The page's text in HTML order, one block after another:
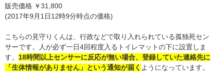
販売価格 ￥31,800
(2017年9月1日12時9分時点の価格)
こちらの見守りくんは、 行政などで取り入れられている孤独死セン
サーです。
人が必ず一日4回程度入るトイレマットの下に設置しま
す。 18時間以上センサーに反応が無い場合、登録していた連絡先に
「生体情報がありません」という通知が届く ようになっています。